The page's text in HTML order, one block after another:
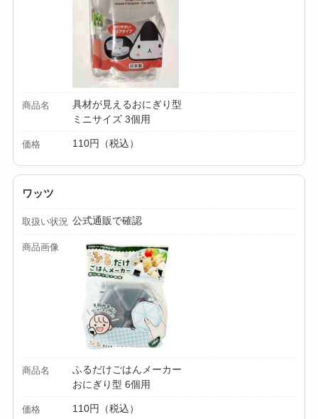
商品名
具材が見えるおにぎり型
ミニサイズ 3個用
価格 110円（税込）
ワッツ
取扱い状況 公式通販で確認
商品画像
商品名
ふるだけごはんメーカー
おにぎり型 6個用
価格 110円（税込）